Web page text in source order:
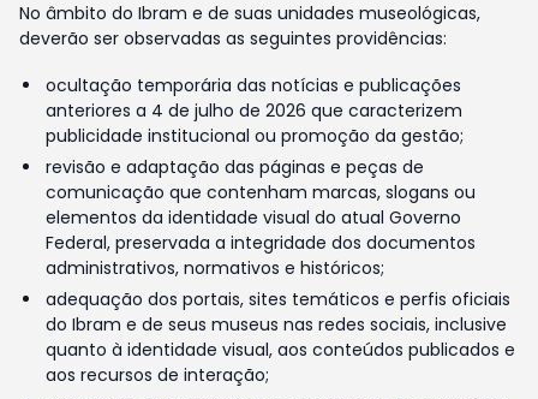
No âmbito do Ibram e de suas unidades museológicas,
deverão ser observadas as seguintes providências:
ocultação temporária das notícias e publicações
anteriores a 4 de julho de 2026 que caracterizem
publicidade institucional ou promoção da gestão;
revisão e adaptação das páginas e peças de
comunicação que contenham marcas, slogans ou
elementos da identidade visual do atual Governo
Federal, preservada a integridade dos documentos
administrativos, normativos e históricos;
adequação dos portais, sites temáticos e perfis oficiais
do Ibram e de seus museus nas redes sociais, inclusive
quanto à identidade visual, aos conteúdos publicados e
aos recursos de interação;